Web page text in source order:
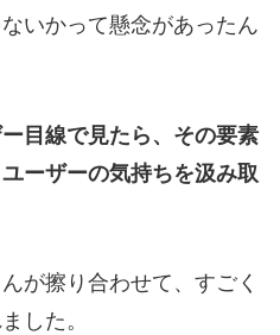
いかって懸念があったん
線で見たら、その要素
ーザーの気持ちを汲み取
が擦り合わせて、すごく
した。